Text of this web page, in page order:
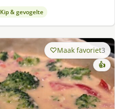
Kip & gevogelte
Maak favoriet3
👍